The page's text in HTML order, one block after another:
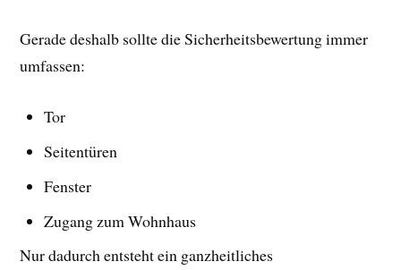
Gerade deshalb sollte die Sicherheitsbewertung immer
umfassen:
Tor
Seitentüren
Fenster
Zugang zum Wohnhaus
Nur dadurch entsteht ein ganzheitliches